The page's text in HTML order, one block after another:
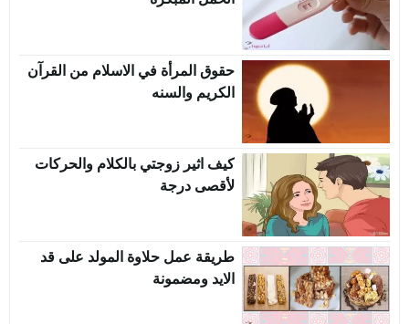
حقوق المرأة في الاسلام من القرآن
الكريم والسنه
كيف اثير زوجتي بالكلام والحركات
لأقصى درجة
طريقة عمل حلاوة المولد على قد
الايد ومضمونة